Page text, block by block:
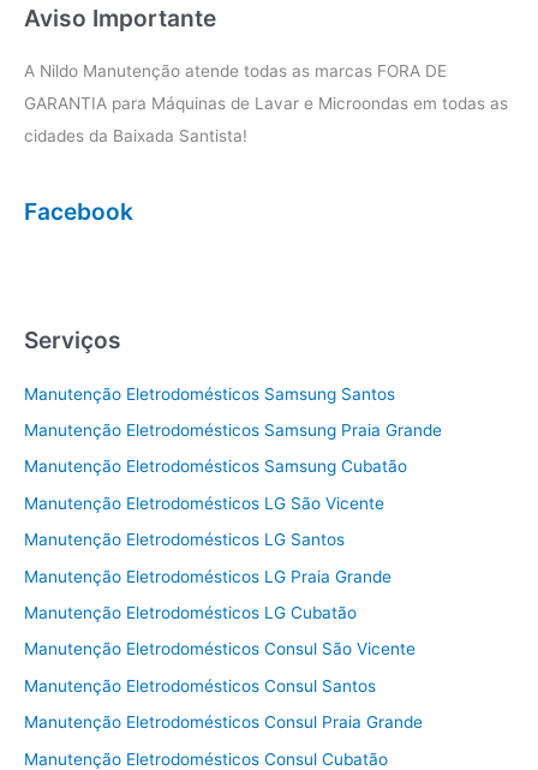
a
m
Aviso Importante
A Nildo Manutenção atende todas as marcas FORA DE
GARANTIA para Máquinas de Lavar e Microondas em todas as
cidades da Baixada Santista!
Facebook
Serviços
Manutenção Eletrodomésticos Samsung Santos
Manutenção Eletrodomésticos Samsung Praia Grande
Manutenção Eletrodomésticos Samsung Cubatão
Manutenção Eletrodomésticos LG São Vicente
Manutenção Eletrodomésticos LG Santos
Manutenção Eletrodomésticos LG Praia Grande
Manutenção Eletrodomésticos LG Cubatão
Manutenção Eletrodomésticos Consul São Vicente
Manutenção Eletrodomésticos Consul Santos
Manutenção Eletrodomésticos Consul Praia Grande
Manutenção Eletrodomésticos Consul Cubatão